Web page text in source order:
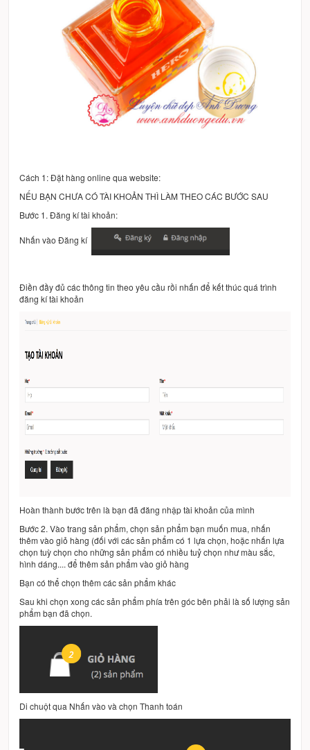
Cách 1: Đặt hàng online qua website:
NẾU BẠN CHƯA CÓ TÀI KHOẢN THÌ LÀM THEO CÁC BƯỚC SAU
Bước 1. Đăng kí tài khoản:
Nhấn vào Đăng kí
Điền đầy đủ các thông tin theo yêu cầu rồi nhấn để kết thúc quá trình
đăng kí tài khoản
Hoàn thành bước trên là bạn đã đăng nhập tài khoản của mình
Bước 2. Vào trang sản phẩm, chọn sản phẩm bạn muốn mua, nhấn
thêm vào giỏ hàng (đối với các sản phẩm có 1 lựa chọn, hoặc nhấn lựa
chọn tuỳ chọn cho những sản phẩm có nhiều tuỷ chọn như màu sắc,
hình dáng.... để thêm sản phẩm vào giỏ hàng
Bạn có thể chọn thêm các sản phẩm khác
Sau khi chọn xong các sản phẩm phía trên góc bên phải là số lượng sản
phẩm bạn đã chọn.
Di chuột qua Nhấn vào và chọn Thanh toán